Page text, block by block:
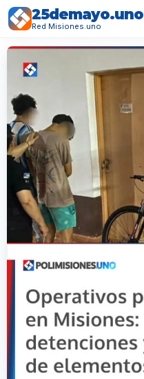
25demayo.uno
Red Misiones.uno